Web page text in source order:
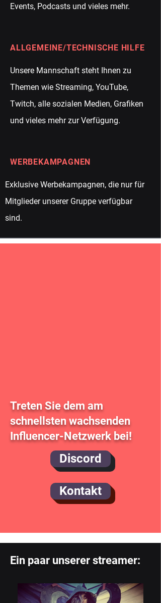
Events, Podcasts und vieles mehr.
ALLGEMEINE/TECHNISCHE HILFE
Unsere Mannschaft steht Ihnen zu
Themen wie Streaming, YouTube,
Twitch, alle sozialen Medien, Grafiken
und vieles mehr zur Verfügung.
WERBEKAMPAGNEN
Exklusive Werbekampagnen, die nur für
Mitglieder unserer Gruppe verfügbar
sind.
Treten Sie dem am
schnellsten wachsenden
Influencer-Netzwerk bei!
Discord
Kontakt
Ein paar unserer streamer: